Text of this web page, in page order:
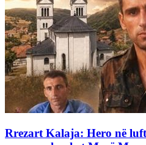
Rrezart Kalaja: Hero në